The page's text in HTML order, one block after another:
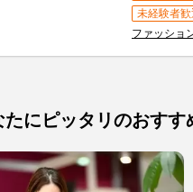
未経験者歓
ファッショ
たにピッタリのおすす